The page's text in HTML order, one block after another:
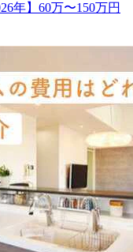
年】60万〜150万円